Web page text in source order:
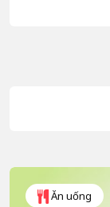
Ăn uống